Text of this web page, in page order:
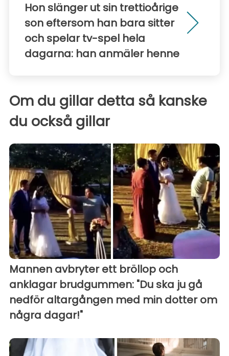
Hon slänger ut sin trettioårige
son eftersom han bara sitter
och spelar tv-spel hela
dagarna: han anmäler henne
Om du gillar detta så kanske
du också gillar
Mannen avbryter ett bröllop och
anklagar brudgummen: "Du ska ju gå
nedför altargången med min dotter om
några dagar!"